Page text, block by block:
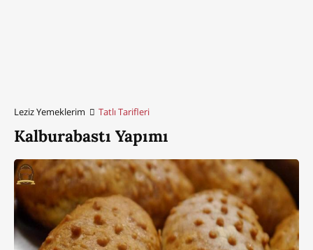
Leziz Yemeklerim Tatlı Tarifleri
Kalburabastı Yapımı